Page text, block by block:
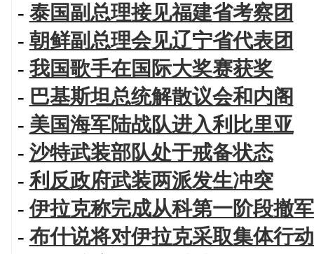
- 泰国副总理接见福建省考察团
- 朝鲜副总理会见辽宁省代表团
- 我国歌手在国际大奖赛获奖
- 巴基斯坦总统解散议会和内阁
- 美国海军陆战队进入利比里亚
- 沙特武装部队处于戒备状态
-利反政府武装两派发生冲突
-伊拉克称完成从科第一阶段撤
- 布什说将对伊拉克采取集体行